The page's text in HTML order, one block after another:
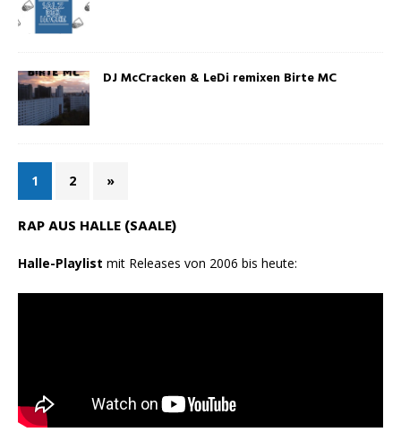
DJ McCracken & LeDi remixen Birte MC
1 2 »
RAP AUS HALLE (SAALE)
Halle-Playlist mit Releases von 2006 bis heute: